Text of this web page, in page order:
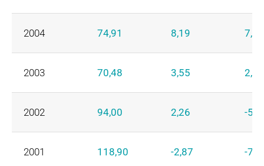
2004 74,91 8,19 7,53
2003 70,48 3,55 2,48
2002 94,00 2,26 -
2001 118,90 -2,87 -